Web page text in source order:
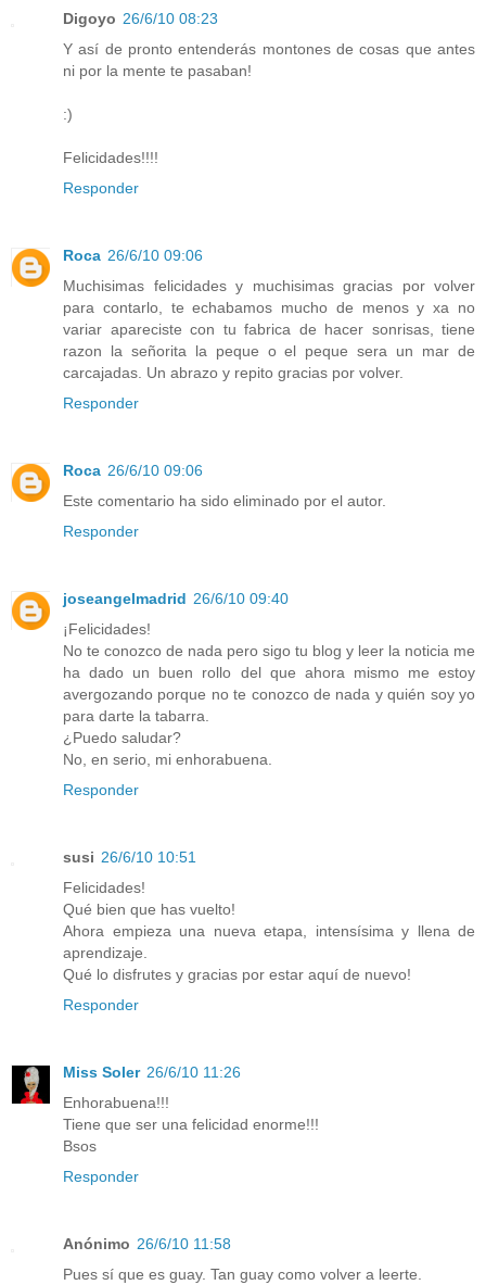
Digoyo 26/6/10 08:23
Y así de pronto entenderás montones de cosas que antes
ni por la mente te pasaban!
:)
Felicidades!!!!
Responder
Roca 26/6/10 09:06
Muchisimas felicidades y muchisimas gracias por volver
para contarlo, te echabamos mucho de menos y xa no
variar apareciste con tu fabrica de hacer sonrisas, tiene
razon la señorita la peque o el peque sera un mar de
carcajadas. Un abrazo y repito gracias por volver.
Responder
Roca 26/6/10 09:06
Este comentario ha sido eliminado por el autor.
Responder
joseangelmadrid 26/6/10 09:40
¡Felicidades!
No te conozco de nada pero sigo tu blog y leer la noticia me
ha dado un buen rollo del que ahora mismo me estoy
avergozando porque no te conozco de nada y quién soy yo
para darte la tabarra.
¿Puedo saludar?
No, en serio, mi enhorabuena.
Responder
susi 26/6/10 10:51
Felicidades!
Qué bien que has vuelto!
Ahora empieza una nueva etapa, intensísima y llena de
aprendizaje.
Qué lo disfrutes y gracias por estar aquí de nuevo!
Responder
Miss Soler 26/6/10 11:26
Enhorabuena!!!
Tiene que ser una felicidad enorme!!!
Bsos
Responder
Anónimo 26/6/10 11:58
Pues sí que es guay. Tan guay como volver a leerte.